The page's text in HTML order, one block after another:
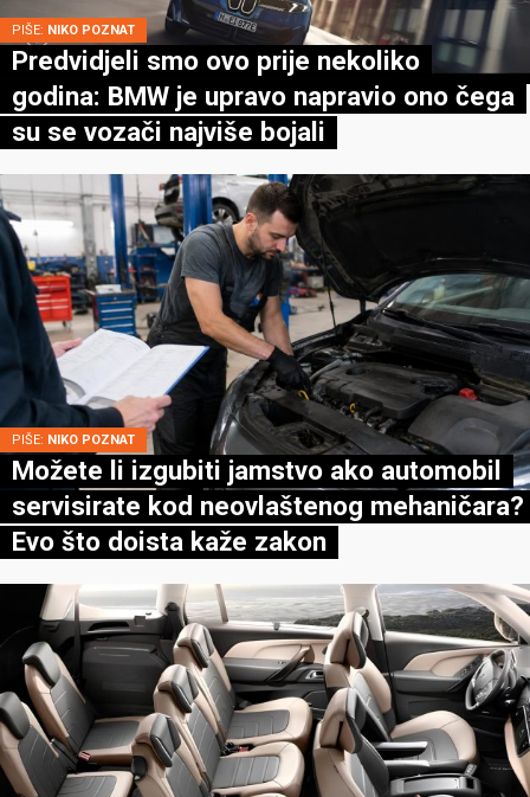
PIŠE: NIKO POZNAT
Predvidjeli smo ovo prije nekoliko
godina: BMW je upravo napravio ono čega
su se vozači najviše bojali
PIŠE: NIKO POZNAT
Možete li izgubiti jamstvo ako automobil
servisirate kod neovlaštenog mehaničara?
Evo što doista kaže zakon